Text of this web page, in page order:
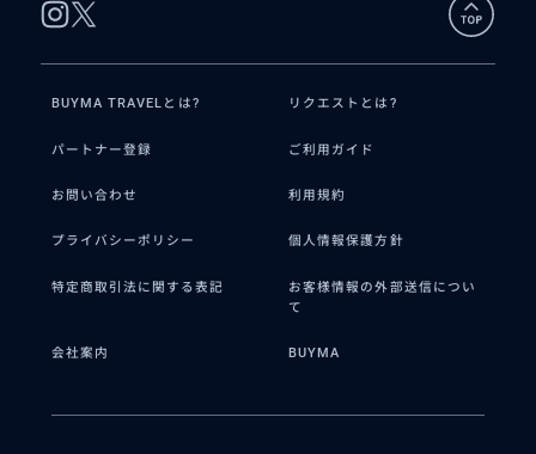
BUYMA TRAVELとは? リクエストとは?
パートナー登録 ご利用ガイド
お問い合わせ 利用規約
プライバシーポリシー 個人情報保護方針
特定商取引法に関する表記
お客様情報の外部送信につい
て
会社案内 BUYMA